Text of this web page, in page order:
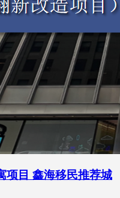
项目 鑫海移民推荐城